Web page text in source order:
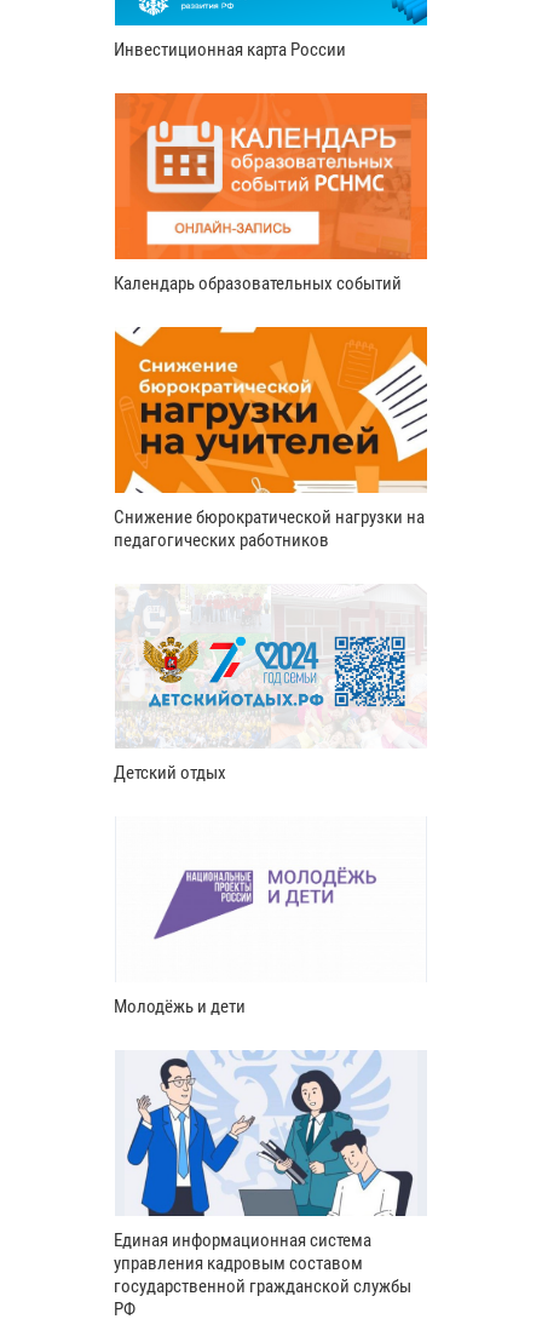
Инвестиционная карта России
Календарь образовательных событий
Снижение бюрократической нагрузки на
педагогических работников
Детский отдых
Молодёжь и дети
Единая информационная система
управления кадровым составом
государственной гражданской службы
РФ